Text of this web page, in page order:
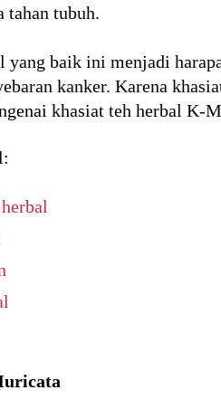
tahan tubuh.
baik ini menjadi
kanker. Karena
khasiat teh herbal K-